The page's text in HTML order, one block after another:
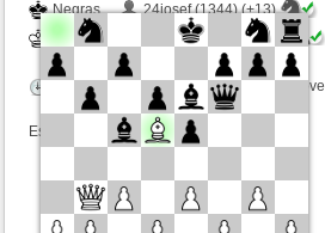
Negras
24josef (1344) (+13)
Blancas
Picchio73 (1269) (-13)
Tiempo: 5 minutes/side + 3 seconds/move
Esta partida es por puntos